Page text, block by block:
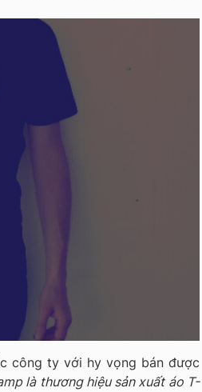
công ty với hy vọng bán được
là thương hiệu sản xuất áo T-